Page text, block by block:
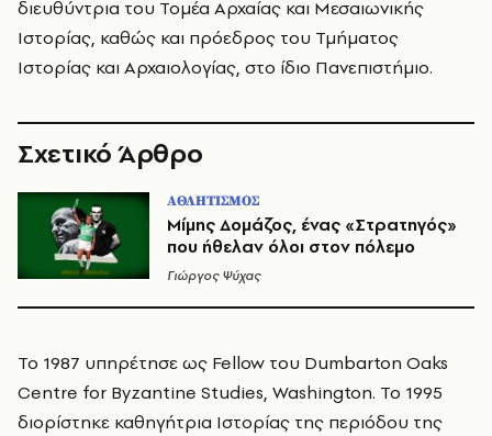
διευθύντρια του Τομέα Αρχαίας και Μεσαιωνικής
Ιστορίας, καθώς και πρόεδρος του Τμήματος
Ιστορίας και Αρχαιολογίας, στο ίδιο Πανεπιστήμιο.
Σχετικό Άρθρο
ΑΘΛΗΤΙΣΜΟΣ
Μίμης Δομάζος, ένας «Στρατηγός»
που ήθελαν όλοι στον πόλεμο
Γιώργος Ψύχας
Το 1987 υπηρέτησε ως Fellow του Dumbarton Oaks
Centre for Byzantine Studies, Washington. Το 1995
διορίστηκε καθηγήτρια Ιστορίας της περιόδου της